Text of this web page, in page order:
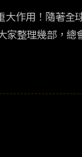
作用！隨著全
整理幾部，總
甚麼啦！太害
的世界，她會